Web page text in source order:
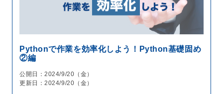
Pythonで作業を効率化しよう！Python基礎固め
②編
公開日：2024/9/20（金）
更新日：2024/9/20（金）